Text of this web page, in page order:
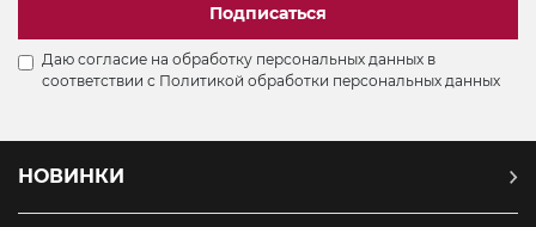
Подписаться
Даю согласие на обработку персональных данных в
соответствии с Политикой обработки персональных данных
НОВИНКИ